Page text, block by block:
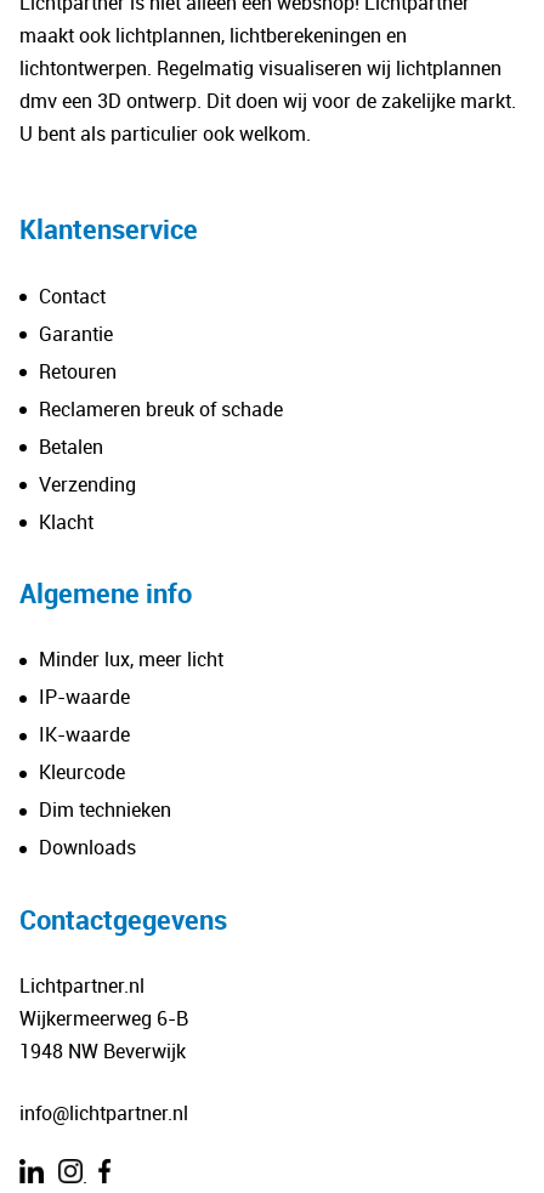
maakt ook lichtplannen, lichtberekeningen en
lichtontwerpen. Regelmatig visualiseren wij lichtplannen
dmv een 3D ontwerp. Dit doen wij voor de zakelijke markt.
U bent als particulier ook welkom.
Klantenservice
Contact
Garantie
Retouren
Reclameren breuk of schade
Betalen
Verzending
Klacht
Algemene info
Minder lux, meer licht
IP-waarde
IK-waarde
Kleurcode
Dim technieken
Downloads
Contactgegevens
Lichtpartner.nl
Wijkermeerweg 6-B
1948 NW Beverwijk
info@lichtpartner.nl
.